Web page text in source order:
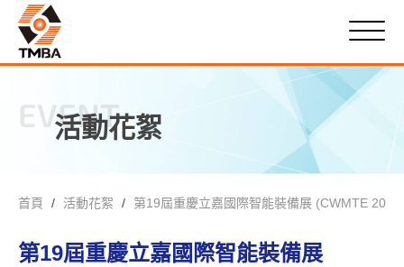
EVENT
活動花絮
首頁 活動花絮 第19屆重慶立嘉國際智能裝備展 (CWMTE 2018)
第19屆重慶立嘉國際智能裝備展